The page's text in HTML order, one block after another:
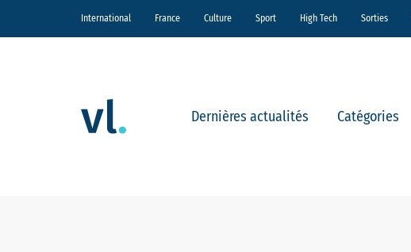
International France Culture Sport High Tech Sorties
Dernières actualités Catégories